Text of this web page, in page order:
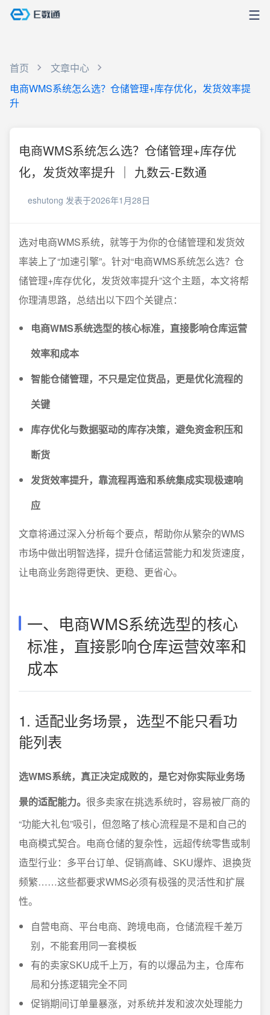
首页
文章中心
电商WMS系统怎么选？仓储管理+库存优化，发货效率提
升
电商WMS系统怎么选？仓储管理+库存优
化，发货效率提升 ｜ 九数云-E数通
eshutong 发表于2026年1月28日
选对电商WMS系统，就等于为你的仓储管理和发货效
率装上了“加速引擎”。针对“电商WMS系统怎么选？仓
储管理+库存优化，发货效率提升”这个主题，本文将帮
你理清思路，总结出以下四个关键点：
电商WMS系统选型的核心标准，直接影响仓库运营
效率和成本
智能仓储管理，不只是定位货品，更是优化流程的
关键
库存优化与数据驱动的库存决策，避免资金积压和
断货
发货效率提升，靠流程再造和系统集成实现极速响
应
文章将通过深入分析每个要点，帮助你从繁杂的WMS
市场中做出明智选择，提升仓储运营能力和发货速度，
让电商业务跑得更快、更稳、更省心。
一、电商WMS系统选型的核心
标准，直接影响仓库运营效率和
成本
1. 适配业务场景，选型不能只看功
能列表
选WMS系统，真正决定成败的，是它对你实际业务场
景的适配能力。 很多卖家在挑选系统时，容易被厂商的
“功能大礼包”吸引，但忽略了核心流程是不是和自己的
电商模式契合。电商仓储的复杂性，远超传统零售或制
造型行业：多平台订单、促销高峰、SKU爆炸、退换货
频繁……这些都要求WMS必须有极强的灵活性和扩展
性。
自营电商、平台电商、跨境电商，仓储流程千差万
别，不能套用同一套模板
有的卖家SKU成千上万，有的以爆品为主，仓库布
局和分拣逻辑完全不同
促销期间订单量暴涨，对系统并发和波次处理能力